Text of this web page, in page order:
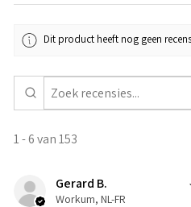
Dit product heeft nog geen
1 - 6 van 153
Gerard B.
Workum, NL-FR